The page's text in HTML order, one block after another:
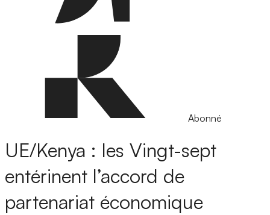
Abonné
UE/Kenya : les Vingt-sept
entérinent l’accord de
partenariat économique